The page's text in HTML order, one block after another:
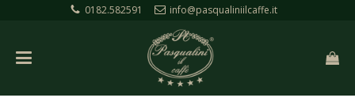
0182.582591 info@pasqualiniilcaffe.it